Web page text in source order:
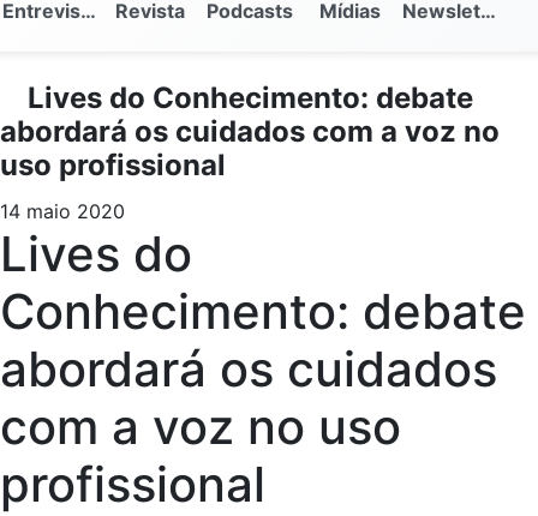
Entrevistas Revista Podcasts Mídias Newsletter
Lives do Conhecimento: debate
abordará os cuidados com a voz no
uso profissional
14 maio 2020
Lives do
Conhecimento: debate
abordará os cuidados
com a voz no uso
profissional